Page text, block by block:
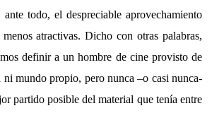
ante todo, el despreciable aprovechamiento
atractivas. Dicho con otras palabras,
definir a un hombre de cine provisto de
ni mundo propio, pero nunca –o casi nunca-
partido posible del material que tenía entre